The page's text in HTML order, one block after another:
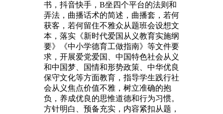
书，抖音快手，B坐四个平台的法则和
弄法，曲播话术的简述，曲播套，若何
获客，若何留住不雅众从题班会设想文
本，落实《新时代爱国从义教育实施纲
要》《中小学德育工做指南》等文件要
求，开展爱党爱国、中国特色社会从义
和中国梦、国情和形势政策、中华优良
保守文化等方面教育，指导学生践行社
会从义焦点价值不雅，树立准确的抱
负，养成优良的思惟道德和行为习惯。
方针明白、预备充实，内容紧扣从题，